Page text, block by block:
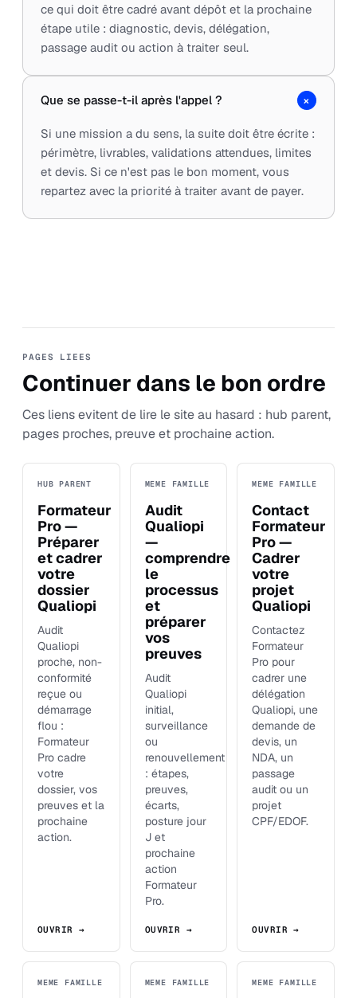
ce qui doit être cadré avant dépôt et la prochaine
étape utile : diagnostic, devis, délégation,
passage audit ou action à traiter seul.
Que se passe-t-il après l'appel ? +
Si une mission a du sens, la suite doit être écrite :
périmètre, livrables, validations attendues, limites
et devis. Si ce n'est pas le bon moment, vous
repartez avec la priorité à traiter avant de payer.
PAGES LIEES
Continuer dans le bon ordre
Ces liens evitent de lire le site au hasard : hub parent,
pages proches, preuve et prochaine action.
HUB PARENT
Formateur
Pro —
Préparer
et cadrer
votre
dossier
Qualiopi
Audit
Qualiopi
proche, non-
conformité
reçue ou
démarrage
flou :
Formateur
Pro cadre
votre
dossier, vos
preuves et la
prochaine
action.
OUVRIR →
MEME FAMILLE
Audit
Qualiopi
—
comprendre
le
processus
et
préparer
vos
preuves
Audit
Qualiopi
initial,
surveillance
ou
renouvellement
: étapes,
preuves,
écarts,
posture jour
J et
prochaine
action
Formateur
Pro.
OUVRIR →
MEME FAMILLE
Contact
Formateur
Pro —
Cadrer
votre
projet
Qualiopi
Contactez
Formateur
Pro pour
cadrer une
délégation
Qualiopi, une
demande de
devis, un
NDA, un
passage
audit ou un
projet
CPF/EDOF.
OUVRIR →
MEME FAMILLE MEME FAMILLE MEME FAMILLE